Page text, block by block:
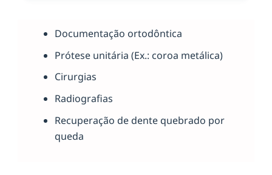
Documentação ortodôntica
Prótese unitária (Ex.: coroa metálica)
Cirurgias
Radiografias
Recuperação de dente quebrado por
queda